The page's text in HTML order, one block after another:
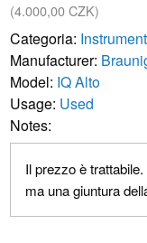
(4.000,00 CZK)
Categoria:
Manufacturer:
Model: IQ Alto
Usage: Used
Notes:
Il prezzo è
ma una giuntura